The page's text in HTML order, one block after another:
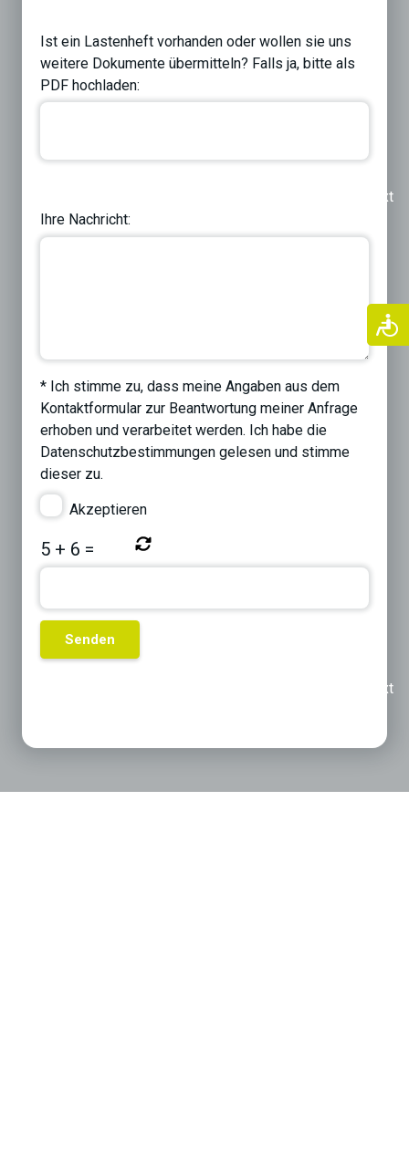
Ist ein Lastenheft vorhanden oder wollen sie uns
weitere Dokumente übermitteln? Falls ja, bitte als
PDF hochladen:
Next
Ihre Nachricht:
* Ich stimme zu, dass meine Angaben aus dem
Kontaktformular zur Beantwortung meiner Anfrage
erhoben und verarbeitet werden. Ich habe die
Datenschutzbestimmungen gelesen und stimme
dieser zu.
Akzeptieren
5 + 6 =
Next